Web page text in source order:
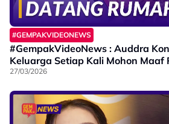
#GEMPAKVIDEONEWS
#GempakVideoNews : Auddra
Keluarga Setiap Kali Mohon Maaf
27/03/2026